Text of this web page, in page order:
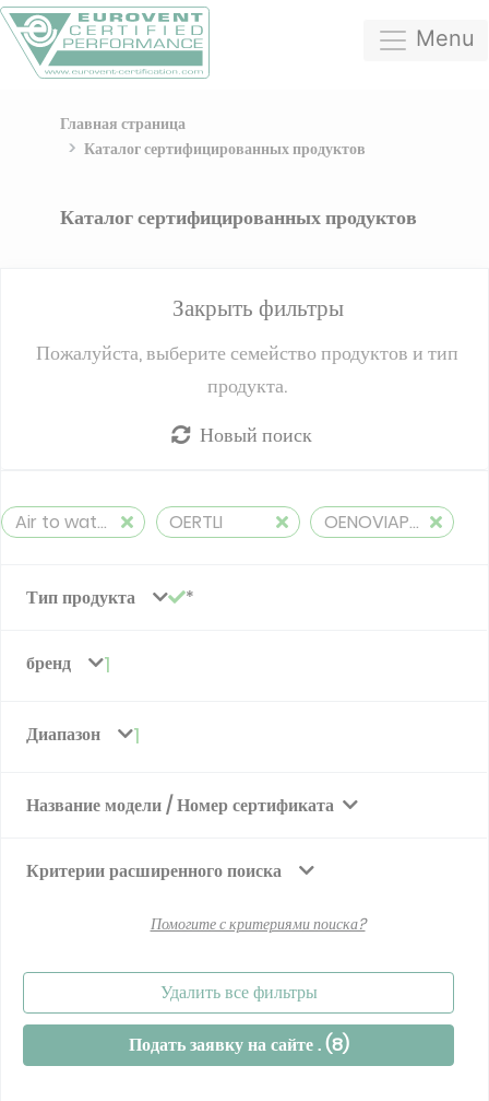
Menu
Главная страница
Каталог сертифицированных продуктов
Каталог сертифицированных продуктов
Закрыть фильтры
Пожалуйста, выберите семейство продуктов и тип
продукта.
Новый поиск
Air to water, heating, cooling, and hot water OERTLI OENOVIAPAC-C COLONNE (Scroll)
Тип продукта
бренд 1
Диапазон 1
Название модели / Номер сертификата
Критерии расширенного поиска
Помогите с критериями поиска?
Удалить все фильтры
Подать заявку на сайте . (8)